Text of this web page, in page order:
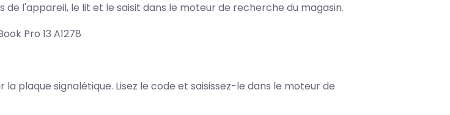
l'appareil, le lit et le saisit dans le moteur de recherche du magasin.
Pro 13 A1278
plaque signalétique. Lisez le code et saisissez-le dans le moteur de